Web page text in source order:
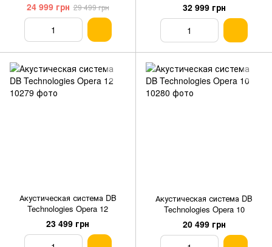
24 999 грн 29 499 грн 32 999 грн
Акустическая система DB
Technologies Opera 12
23 499 грн
Акустическая система DB
Technologies Opera 10
20 499 грн